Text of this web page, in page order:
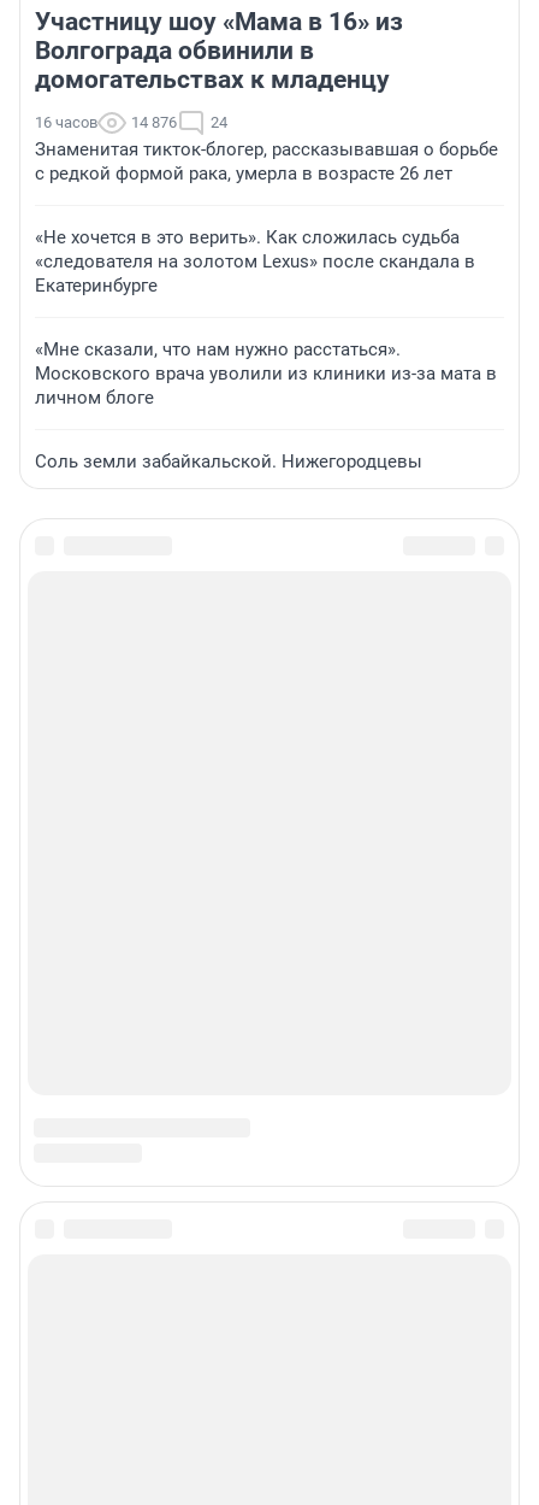
Участницу шоу «Мама в 16» из
Волгограда обвинили в
домогательствах к младенцу
16 часов 14 876 24
Знаменитая тикток-блогер, рассказывавшая о борьбе
с редкой формой рака, умерла в возрасте 26 лет
«Не хочется в это верить». Как сложилась судьба
«следователя на золотом Lexus» после скандала в
Екатеринбурге
«Мне сказали, что нам нужно расстаться».
Московского врача уволили из клиники из-за мата в
личном блоге
Соль земли забайкальской. Нижегородцевы